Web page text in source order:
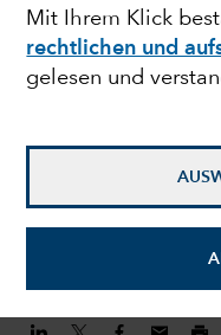
Mit Ihrem Klick
rechtlichen und
gelesen und
Der KI-
Beth Beckett
Volkswirtin